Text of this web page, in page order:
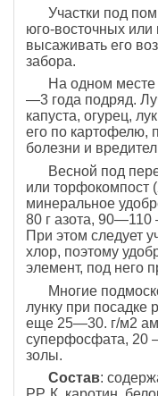
Участки под
юго-восточных
высаживать его
забора.
На одном
—3 года подряд.
капуста, огурец,
его по картофелю,
болезни и
Весной под
или торфокомпост
минеральное
80 г азота,
При этом следует
хлор, поэтому
элемент, под него
Многие
лунку при посадке
еще 25—30. г/м2
суперфосфата, 20
золы.
Состав: